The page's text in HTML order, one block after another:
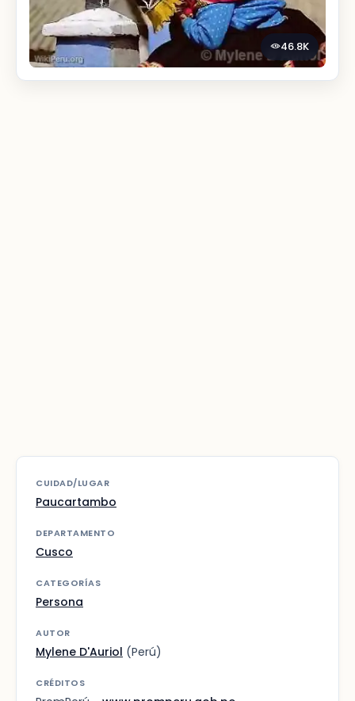
46.8K
CUIDAD/LUGAR
Paucartambo
DEPARTAMENTO
Cusco
CATEGORÍAS
Persona
AUTOR
Mylene D'Auriol (Perú)
CRÉDITOS